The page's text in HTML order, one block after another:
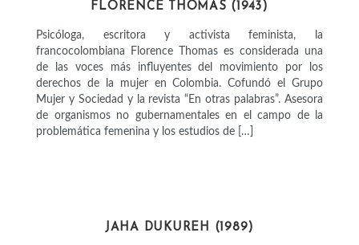
FLORENCE THOMAS (1943)
Psicóloga, escritora y activista feminista, la
francocolombiana Florence Thomas es considerada una
de las voces más influyentes del movimiento por los
derechos de la mujer en Colombia​. Cofundó el Grupo
Mujer y Sociedad y la revista “En otras palabras”. Asesora
de organismos no gubernamentales en el campo de la
problemática femenina y los estudios de […]
JAHA DUKUREH (1989)